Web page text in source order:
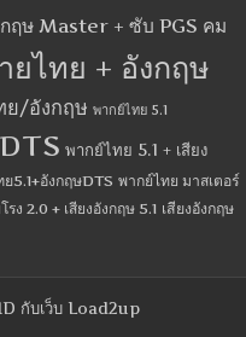
ฤษ Master + ซับ PGS คม
ยไทย + อังกฤษ
ย/อังกฤษ พากย์ไทย 5.1
พากย์ไทย 5.1 + เสียง
5.1+อังกฤษDTS พากย์ไทย มาสเตอร์
รง 2.0 + เสียงอังกฤษ 5.1 เสียงอังกฤษ
กับเว็บ Load2up